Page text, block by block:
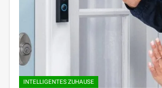
INTELLIGENTES ZUHAUSE